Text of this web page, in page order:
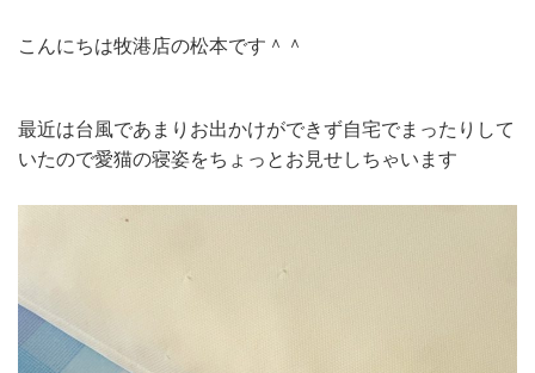
こんにちは牧港店の松本です＾＾
最近は台風であまりお出かけができず自宅でまったりして
いたので愛猫の寝姿をちょっとお見せしちゃいます